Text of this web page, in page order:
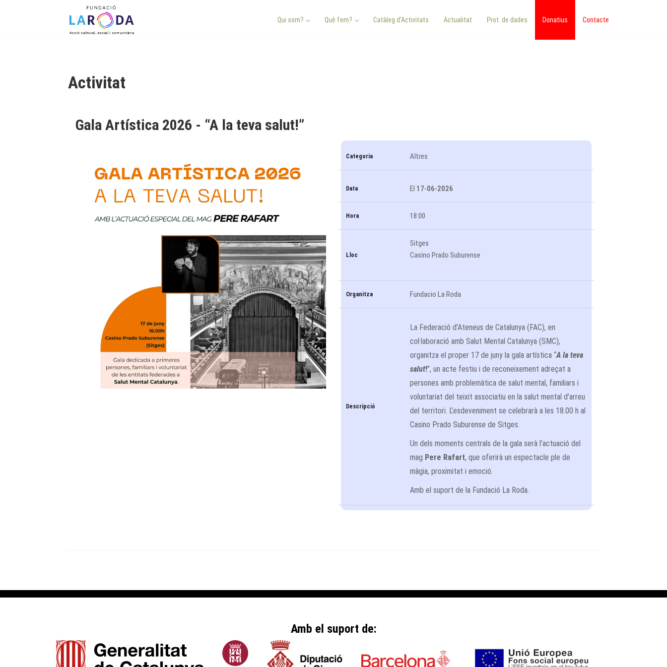
Menu
Qui som? Què fem? Catàleg d’Activitats Actualitat Prot. de dades Donatius Contacte
Activitat
Gala Artística 2026 - “A la teva salut!”
Categoria Altres
Data El 17-06-2026
Hora 18:00
Lloc
Sitges
Casino Prado Suburense
Organitza Fundacio La Roda
Descripció
La Federació d’Ateneus de Catalunya (FAC), en
col·laboració amb Salut Mental Catalunya (SMC),
organitza el proper 17 de juny la gala artística “A la teva
salut!”, un acte festiu i de reconeixement adreçat a
persones amb problemàtica de salut mental, familiars i
voluntariat del teixit associatiu en la salut mental d’arreu
del territori. L’esdeveniment se celebrarà a les 18.00 h al
Casino Prado Suburense de Sitges.
Un dels moments centrals de la gala serà l’actuació del
mag Pere Rafart, que oferirà un espectacle ple de
màgia, proximitat i emoció.
Amb el suport de la Fundació La Roda.
Amb el suport de: